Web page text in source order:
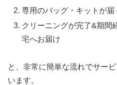
専用のバッグ・キットが
クリーニングが完了&期間
宅へお届け
と、非常に簡単な流れでサー
います。